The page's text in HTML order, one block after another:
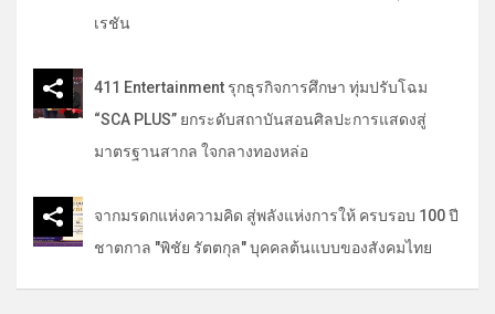
เรชัน
411 Entertainment รุกธุรกิจการศึกษา ทุ่มปรับโฉม
“SCA PLUS” ยกระดับสถาบันสอนศิลปะการแสดงสู่
มาตรฐานสากล ใจกลางทองหล่อ
จากมรดกแห่งความคิด สู่พลังแห่งการให้ ครบรอบ 100 ปี
ชาตกาล "พิชัย รัตตกุล" บุคคลต้นแบบของสังคมไทย